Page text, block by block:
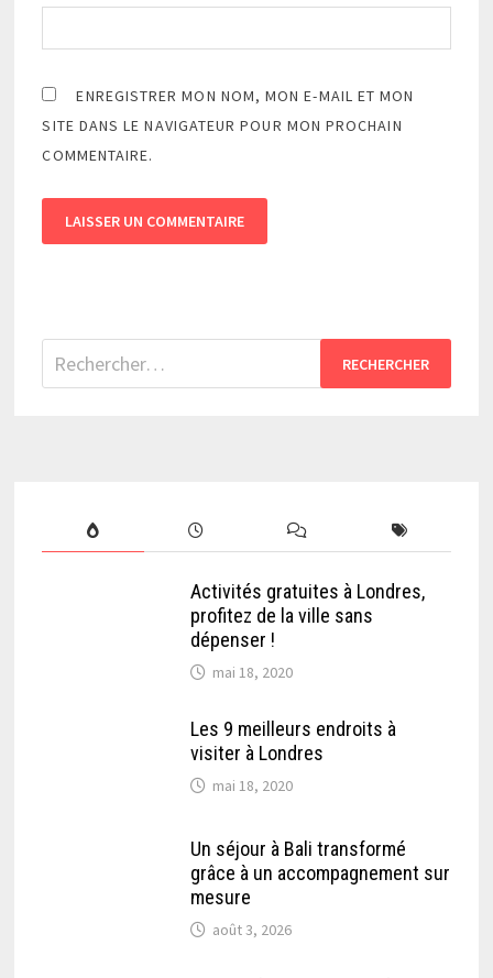
ENREGISTRER MON NOM, MON E-MAIL ET MON
SITE DANS LE NAVIGATEUR POUR MON PROCHAIN
COMMENTAIRE.
Rechercher :
Activités gratuites à Londres,
profitez de la ville sans
dépenser !
mai 18, 2020
Les 9 meilleurs endroits à
visiter à Londres
mai 18, 2020
Un séjour à Bali transformé
grâce à un accompagnement sur
mesure
août 3, 2026